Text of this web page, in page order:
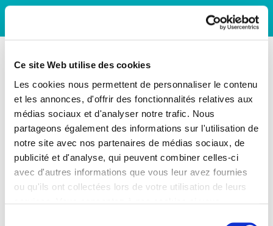
Ce site Web utilise des cookies
Les cookies nous permettent de personnaliser le contenu
et les annonces, d'offrir des fonctionnalités relatives aux
médias sociaux et d'analyser notre trafic. Nous
partageons également des informations sur l'utilisation de
notre site avec nos partenaires de médias sociaux, de
publicité et d'analyse, qui peuvent combiner celles-ci
avec d'autres informations que vous leur avez fournies
ou qu'ils ont collectées lors de votre utilisation de leurs